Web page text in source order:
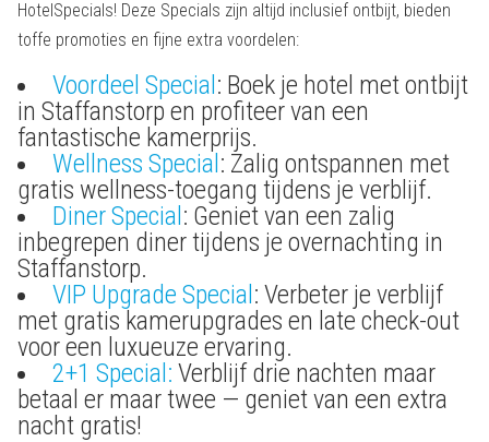
HotelSpecials! Deze Specials zijn altijd inclusief ontbijt, bieden
toffe promoties en fijne extra voordelen:
Voordeel Special: Boek je hotel met ontbijt
in Staffanstorp en profiteer van een
fantastische kamerprijs.
Wellness Special: Zalig ontspannen met
gratis wellness-toegang tijdens je verblijf.
Diner Special: Geniet van een zalig
inbegrepen diner tijdens je overnachting in
Staffanstorp.
VIP Upgrade Special: Verbeter je verblijf
met gratis kamerupgrades en late check-out
voor een luxueuze ervaring.
2+1 Special: Verblijf drie nachten maar
betaal er maar twee — geniet van een extra
nacht gratis!